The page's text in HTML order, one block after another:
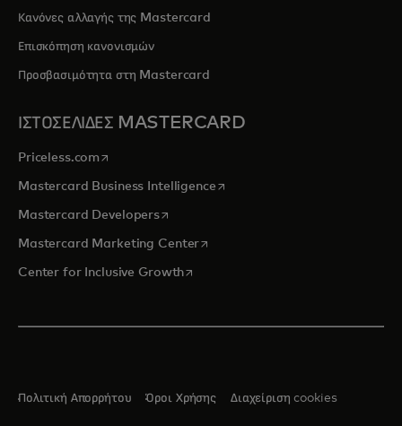
Κανόνες αλλαγής της Mastercard
Επισκόπηση κανονισμών
Προσβασιμότητα στη Mastercard
ΙΣΤΟΣΕΛΙΔΕΣ MASTERCARD
Priceless.com opens in a new tab
Mastercard Business Intelligenceopens in a new tab
Mastercard Developersopens in a new tab
Mastercard Marketing Centeropens in a new tab
Center for Inclusive Growthopens in a new tab
Πολιτική Απορρήτου Όροι Χρήσης Διαχείριση cookies